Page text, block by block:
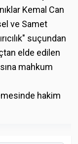
Kemal Can
ve Samet
suçundan
elde edilen
mahkum
hakim